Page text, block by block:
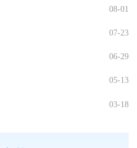
08-01
07-23
06-29
05-13
03-18